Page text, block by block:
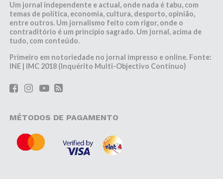
Um jornal independente e actual, onde nada é tabu, com
temas de política, economia, cultura, desporto, opinião,
entre outros. Um jornalismo feito com rigor, onde o
contraditório é um princípio sagrado. Um jornal, acima de
tudo, com conteúdo.
Primeiro em notoriedade no jornal impresso e online. Fonte:
INE | IMC 2018 (Inquérito Multi-Objectivo Contínuo)
MÉTODOS DE PAGAMENTO